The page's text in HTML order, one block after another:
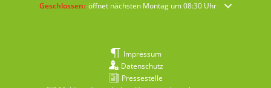
Klicken, um weitere Öffnungs- oder Schließzeiten auszublenden
Geschlossen: öffnet nächsten Montag um 08:30 Uhr
Impressum
Datenschutz
Pressestelle